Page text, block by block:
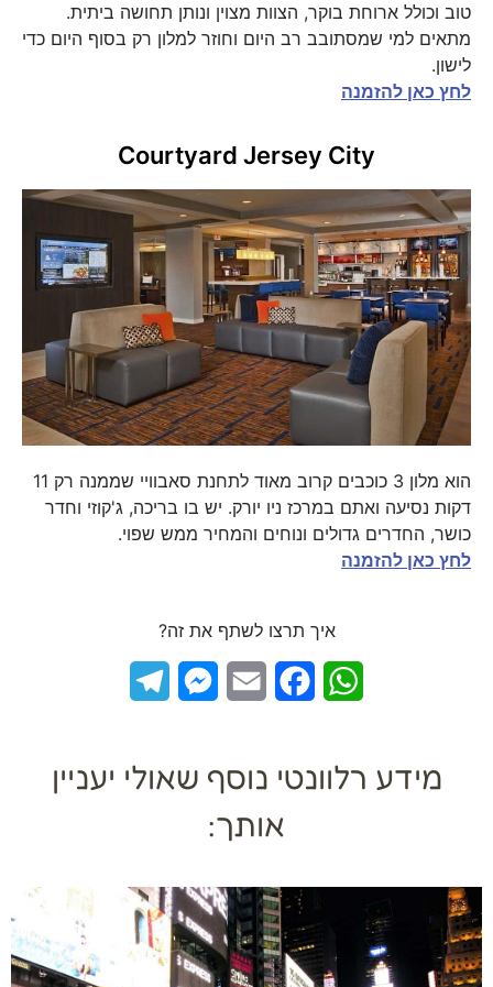
טוב וכולל ארוחת בוקר, הצוות מצוין ונותן תחושה ביתית.
מתאים למי שמסתובב רב היום וחוזר למלון רק בסוף היום כדי
לישון.
לחץ כאן להזמנה
Courtyard Jersey City
הוא מלון 3 כוכבים קרוב מאוד לתחנת סאבוויי שממנה רק 11
דקות נסיעה ואתם במרכז ניו יורק. יש בו בריכה, ג'קוזי וחדר
כושר, החדרים גדולים ונוחים והמחיר ממש שפוי.
לחץ כאן להזמנה
איך תרצו לשתף את זה?
WhatsApp
Facebook
Email
Messenger
מידע רלוונטי נוסף שאולי יעניין
אותך: